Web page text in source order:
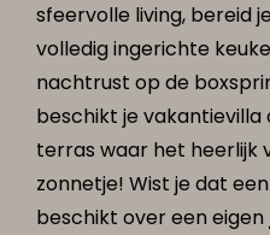
sfeervolle living, bereid
volledig ingerichte
nachtrust op de
beschikt je vakantievilla
terras waar het heerlijk
zonnetje! Wist je dat
beschikt over een eigen